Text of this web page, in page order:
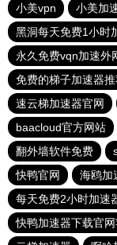
小美vpn
小美加
黑洞每天免费1小时
永久免费vqn加速外
免费的梯子加速器
速云梯加速器官网
baacloud官方网站
翻外墙软件免费
快鸭官网
海鸥加
每天免费2小时加速
快鸭加速器下载官